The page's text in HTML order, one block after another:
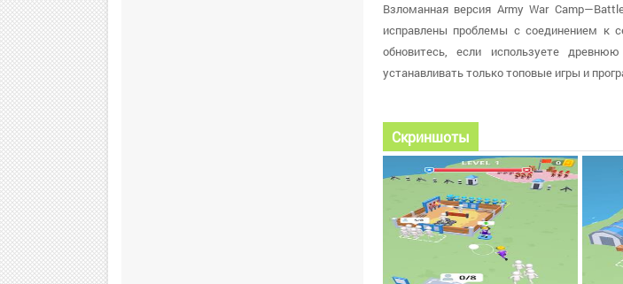
Взломанная версия Army War
исправлены проблемы с соединением к
обновитесь, если используете
устанавливать только топовые игры и
Скриншоты